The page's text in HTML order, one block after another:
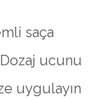
saça
ucunu
uygulayın